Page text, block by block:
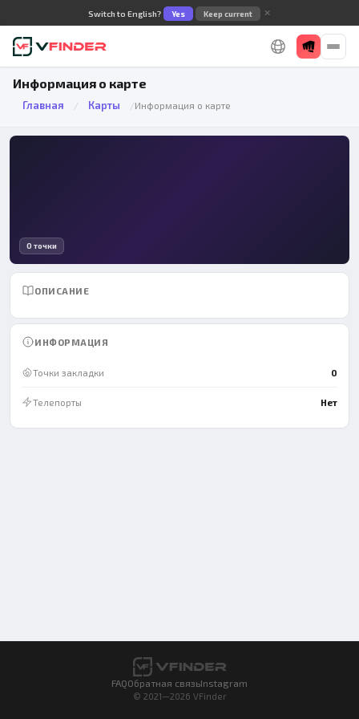
Switch to English? Yes Keep current ✕
Информация о карте
Главная / Карты /Информация о карте
0 точки
ОПИСАНИЕ
ИНФОРМАЦИЯ
Точки закладки 0
Телепорты Нет
FAQОбратная связьInstagram
© 2021—2026 VFinder